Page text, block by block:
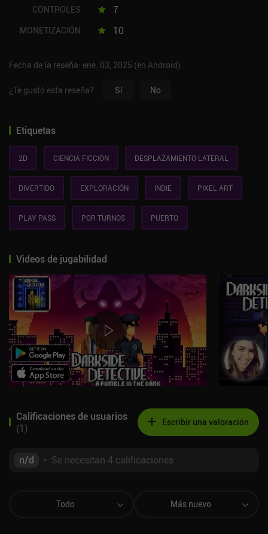
CONTROLES 7
MONETIZACIÓN 10
Fecha de la reseña: ene. 03, 2025 (en Android)
¿Te gustó esta reseña? Sí No
Etiquetas
2D CIENCIA FICCIÓN DESPLAZAMIENTO LATERAL
DIVERTIDO EXPLORACIÓN INDIE PIXEL ART
PLAY PASS POR TURNOS PUERTO
Videos de jugabilidad
Calificaciones de usuarios
(1) Escribir una valoración
n/d • Se necesitan 4 calificaciones
Todo Más nuevo